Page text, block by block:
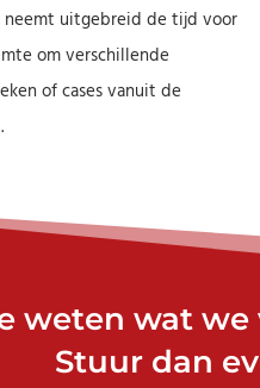
neemt uitgebreid de tijd voor
om verschillende
of cases vanuit de
weten wat
Stuur dan